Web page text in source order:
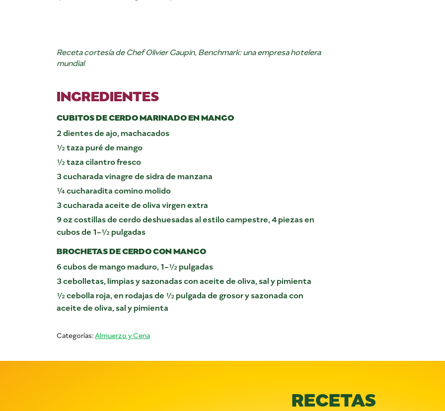
Receta cortesía de Chef Olivier Gaupin, Benchmark: una empresa hotelera
mundial
INGREDIENTES
CUBITOS DE CERDO MARINADO EN MANGO
2 dientes de ajo, machacados
½ taza puré de mango
½ taza cilantro fresco
3 cucharada vinagre de sidra de manzana
¼ cucharadita comino molido
3 cucharada aceite de oliva virgen extra
9 oz costillas de cerdo deshuesadas al estilo campestre, 4 piezas en
cubos de 1-½ pulgadas
BROCHETAS DE CERDO CON MANGO
6 cubos de mango maduro, 1-½ pulgadas
3 cebolletas, limpias y sazonadas con aceite de oliva, sal y pimienta
½ cebolla roja, en rodajas de ½ pulgada de grosor y sazonada con
aceite de oliva, sal y pimienta
Categorías:Almuerzo y Cena
RECETAS